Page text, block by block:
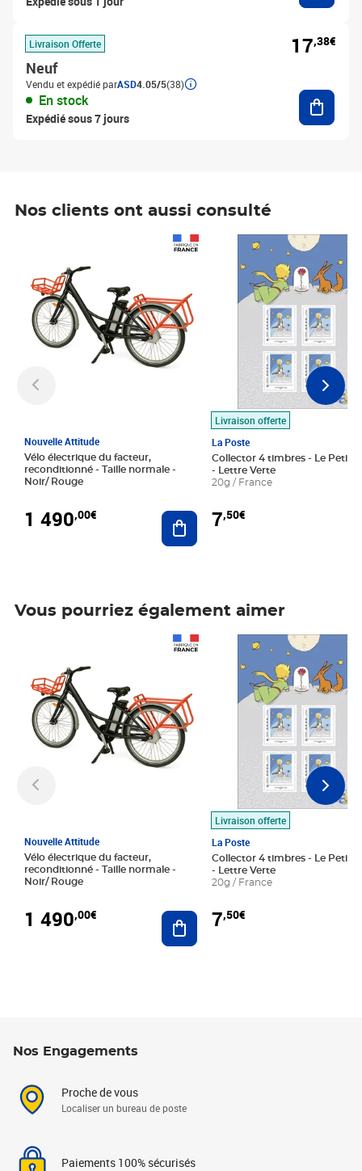
Livraison Offerte
Neuf
Vendu et expédié parASD4.05/5(38)
En stock
Expédié sous 7 jours
17,38€
Nos clients ont aussi consulté
Nouvelle Attitude
Vélo électrique du facteur,
reconditionné - Taille normale -
Noir/ Rouge
1 490,00€ Ajouter au panier
Livraison offerte
La Poste
Collector 4 timbres - Le Petit
- Lettre Verte
20g / France
7,50€
Prix 7,50€
Vous pourriez également aimer
Nouvelle Attitude
Vélo électrique du facteur,
reconditionné - Taille normale -
Noir/ Rouge
1 490,00€ Ajouter au panier
Livraison offerte
La Poste
Collector 4 timbres - Le Petit
- Lettre Verte
20g / France
7,50€
Prix 7,50€
Nos Engagements
Proche de vous
Localiser un bureau de poste
Paiements 100% sécurisés